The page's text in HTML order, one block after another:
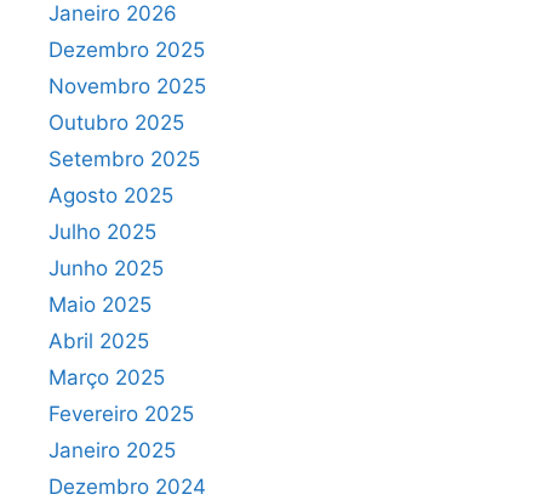
Janeiro 2026
Dezembro 2025
Novembro 2025
Outubro 2025
Setembro 2025
Agosto 2025
Julho 2025
Junho 2025
Maio 2025
Abril 2025
Março 2025
Fevereiro 2025
Janeiro 2025
Dezembro 2024